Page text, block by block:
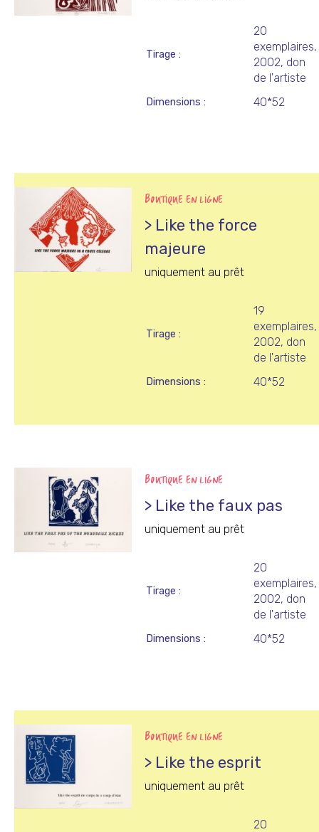
Tirage
20
exemplaires,
2002, don
de l'artiste
Dimensions 40*52
BOUTIQUE EN LIGNE
> Like the force
majeure
uniquement au prêt
Tirage
19
exemplaires,
2002, don
de l'artiste
Dimensions 40*52
BOUTIQUE EN LIGNE
> Like the faux pas
uniquement au prêt
Tirage
20
exemplaires,
2002, don
de l'artiste
Dimensions 40*52
BOUTIQUE EN LIGNE
> Like the esprit
uniquement au prêt
20